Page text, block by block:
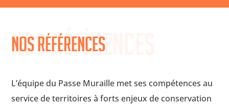
Nos références
Nos références
L’équipe du Passe Muraille met ses compétences au
service de territoires à forts enjeux de conservation